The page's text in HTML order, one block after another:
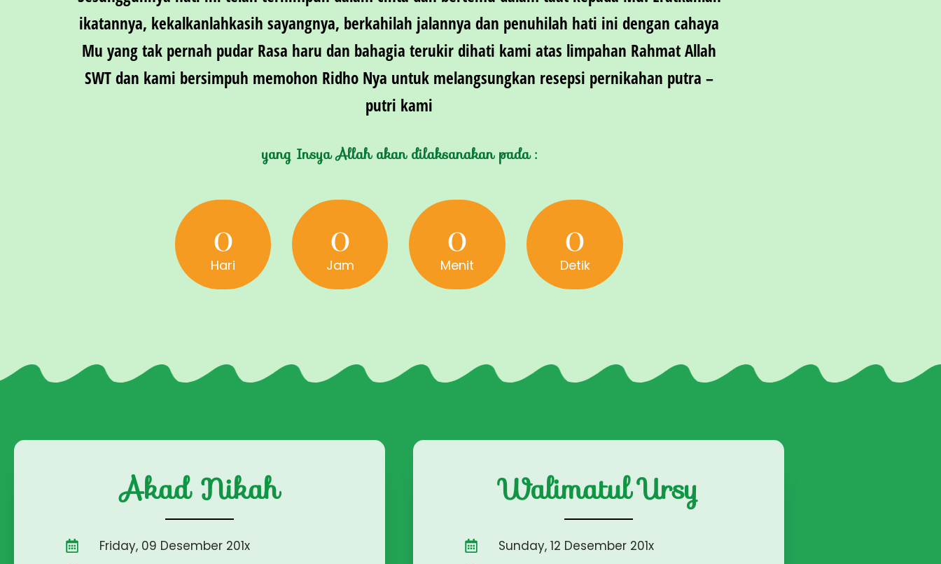
ikatannya, kekalkanlahkasih sayangnya, berkahilah jalannya dan penuhilah hati ini dengan cahaya
Mu yang tak pernah pudar Rasa haru dan bahagia terukir dihati kami atas limpahan Rahmat Allah
SWT dan kami bersimpuh memohon Ridho Nya untuk melangsungkan resepsi pernikahan putra –
putri kami
yang Insya Allah akan dilaksanakan pada :
0
Hari
0
Jam
0
Menit
0
Detik
Akad Nikah
Friday, 09 Desember 201x
Walimatul Ursy
Sunday, 12 Desember 201x